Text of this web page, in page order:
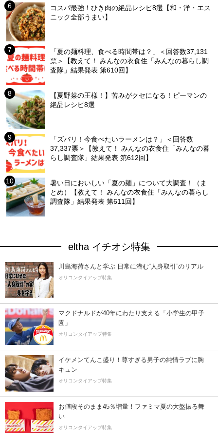
コスパ最強！ひき肉の絶品レシピ8選【和・洋・エス
ニック全部うまい】
「夏の麺料理、食べる時間帯は？」＜回答数37,131
票＞【教えて！ みんなの衣食住「みんなの暮らし調
査隊」結果発表 第610回】
【夏野菜の王様！】苦みがクセになる！ピーマンの
絶品レシピ8選
「ズバリ！今食べたいラーメンは？」＜回答数
37,337票＞【教えて！ みんなの衣食住「みんなの暮
らし調査隊」結果発表 第612回】
暑い日においしい「夏の麺」について大調査！（ま
とめ）【教えて！ みんなの衣食住「みんなの暮らし
調査隊」結果発表 第611回】
eltha イチオシ特集
川島海荷さんと学ぶ 日常に潜む“人身取引”のリアル
オリコンタイアップ特集
マクドナルドが40年にわたり支える「小学生の甲子
園」
オリコンタイアップ特集
イケメンてんこ盛り！尊すぎる男子の純情ラブに胸
キュン
オリコンタイアップ特集
お値段そのまま45％増量！ファミマ夏の大盤振る舞
い
オリコンタイアップ特集